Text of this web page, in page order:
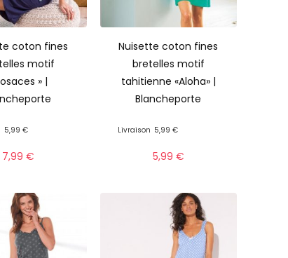
coton fines
motif
» |
5,99 €
7,99€
Nuisette coton fines
bretelles motif
tahitienne «Aloha» |
Blancheporte
Livraison 5,99 €
5,99 €